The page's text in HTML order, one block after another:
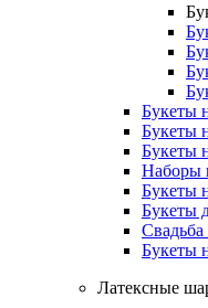
Букеты
Букеты
Букеты
Наборы
Букеты
Букеты
Букеты
Латексные